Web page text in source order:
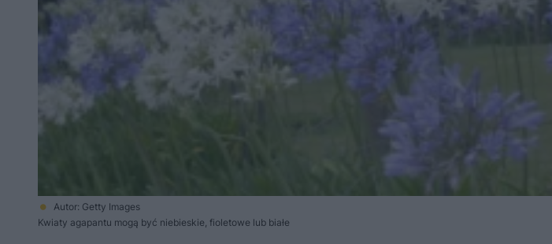
Autor: Getty Images
Kwiaty agapantu mogą być niebieskie, fioletowe lub białe